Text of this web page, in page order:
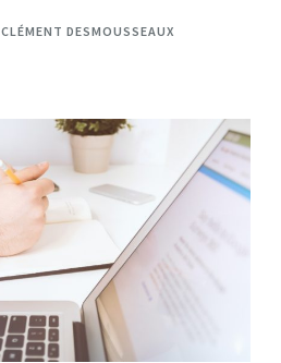
CLÉMENT DESMOUSSEAUX